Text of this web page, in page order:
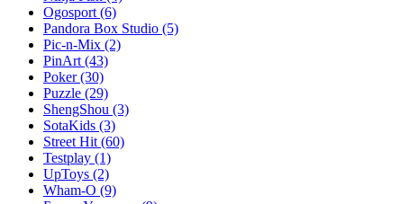
Ogosport (6)
Pandora Box Studio (5)
Pic-n-Mix (2)
PinArt (43)
Poker(30)
Puzzle (29)
ShengShou (3)
SotaKids (3)
Street Hit (60)
Testplay (1)
UpToys (2)
Wham-O (9)